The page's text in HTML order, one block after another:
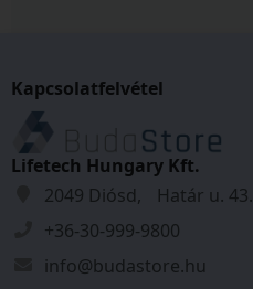
Kapcsolatfelvétel
Lifetech Hungary Kft.
2049 Diósd, Határ u. 43.
+36-30-999-9800
info@budastore.hu